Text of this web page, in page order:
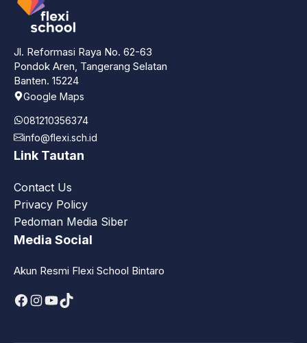
Jl. Reformasi Raya No. 62-63
Pondok Aren, Tangerang Selatan
Banten. 15224
Google Maps
081210356374
info@flexi.sch.id
Link Tautan
Contact Us
Privacy Policy
Pedoman Media Siber
Media Social
Akun Resmi Flexi School Bintaro
Facebook
Instagram
YouTube
TikTok